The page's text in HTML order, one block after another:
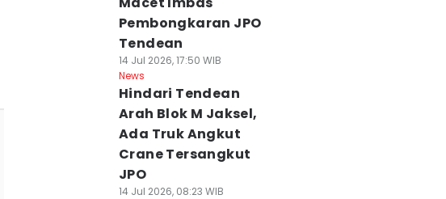
Pembongkaran JPO
Tendean
14 Jul 2026, 17:50 WIB
News
Hindari Tendean
Arah Blok M Jaksel,
Ada Truk Angkut
Crane Tersangkut
JPO
14 Jul 2026, 08:23 WIB